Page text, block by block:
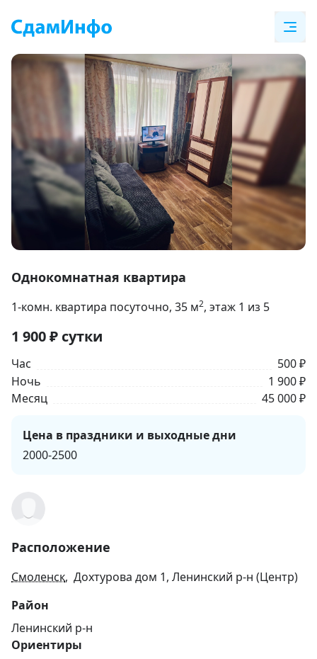
1
7
Однокомнатная квартира
1-комн. квартира посуточно, 35 м2, этаж 1 из 5
1 900₽ сутки
Час
500 ₽
Ночь
1 900 ₽
Месяц
45 000 ₽
Цена в праздники и выходные дни
2000-2500
Расположение
Смоленск, Дохтурова дом 1, Ленинский р-н (Центр)
Район
Ленинский р-н
Ориентиры